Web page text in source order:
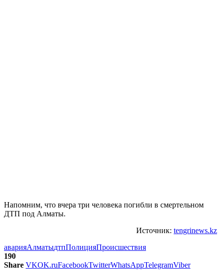
Напомним, что вчера три человека погибли в смертельном
ДТП под Алматы.
Источник: tengrinews.kz
аварияАлматыдтпПолицияПроисшествия
190
Share VKOK.ruFacebookTwitterWhatsAppTelegramViber